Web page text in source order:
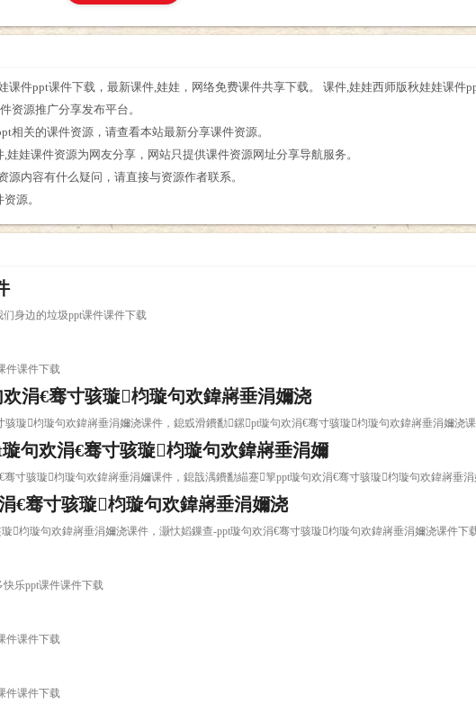
课件ppt课件下载，最新课件,娃娃，网络免费课件共享下载。 课件,娃娃西师版秋娃娃课件
资源推广分享发布平台。
相关的课件资源，请查看本站最新分享课件资源。
娃课件资源为网友分享，网站只提供课件资源网址分享导航服务。
内容有什么疑问，请直接与资源作者联系。
源。
身边的垃圾ppt课件课件下载
件课件下载
涓€骞寸骇璇枃璇句欢鍏嶈垂涓嬭浇
骇璇枃璇句欢鍏嶈垂涓嬭浇课件，鎴戜滑鐨勫鏍pt璇句欢涓€骞寸骇璇枃璇句欢鍏嶈垂涓嬭浇
句欢涓€骞寸骇璇枃璇句欢鍏嶈垂涓嬭
骞寸骇璇枃璇句欢鍏嶈垂涓嬭课件，鎴戠湡鐨勫緢蹇箰ppt璇句欢涓€骞寸骇璇枃璇句欢鍏嶈垂
€骞寸骇璇枃璇句欢鍏嶈垂涓嬭浇
枃璇句欢鍏嶈垂涓嬭浇课件，灏忕嫍鏁查-ppt璇句欢涓€骞寸骇璇枃璇句欢鍏嶈垂涓嬭浇课件下
快乐ppt课件课件下载
件课件下载
件课件下载